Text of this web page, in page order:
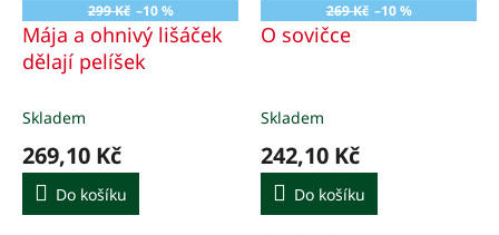
299 Kč –10 %
Mája a ohnivý lišáček
dělají pelíšek
Skladem
269,10 Kč
Do košíku
269 Kč –10 %
O sovičce
Skladem
242,10 Kč
Do košíku